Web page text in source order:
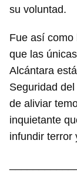
su voluntad.
Fue así como
que las
Alcántara
Seguridad
de aliviar
inquietante
infundir terror